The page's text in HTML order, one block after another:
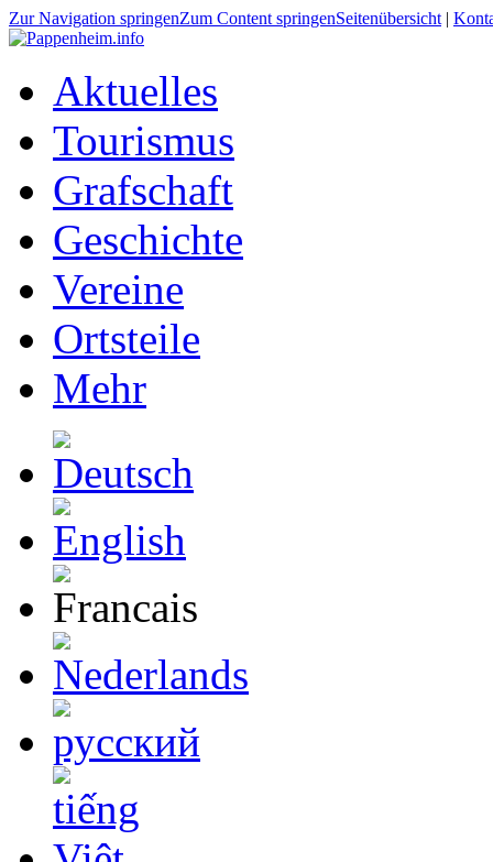
Zur Navigation springenZum Content springenSeitenübersicht |
Aktuelles
Tourismus
Grafschaft
Geschichte
Vereine
Ortsteile
Mehr